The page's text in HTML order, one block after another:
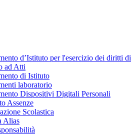
d’Istituto per l'esercizio dei diritti di
ad Atti
di Istituto
laboratorio
Dispositivi Digitali Personali
Assenze
Scolastica
Alias